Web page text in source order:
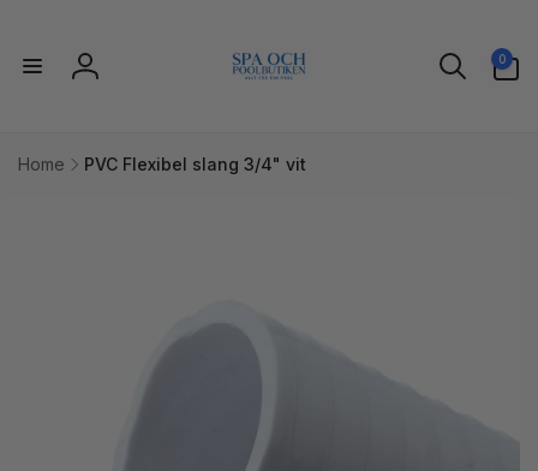
innehåll
Logga
0
artiklar
Home
PVC Flexibel slang 3/4" vit